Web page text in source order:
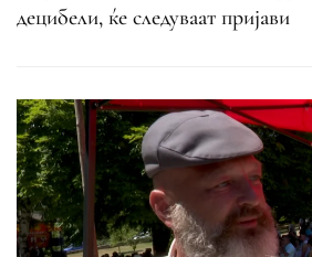
децибели, ќе следуваат пријави